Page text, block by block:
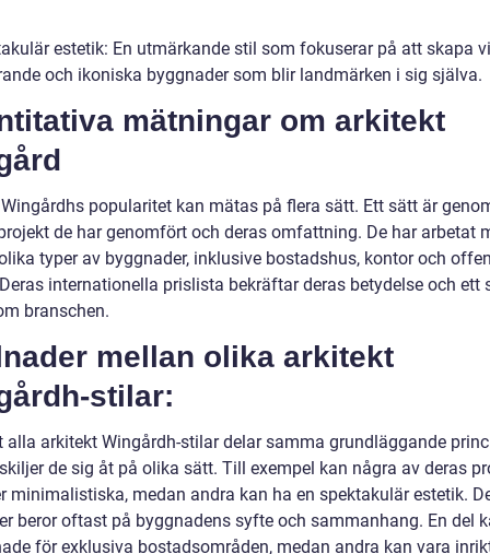
estetik: En utmärkande stil som fokuserar på att skapa
och ikoniska byggnader som blir landmärken i sig själva.
mätningar om arkitekt
popularitet kan mätas på flera sätt. Ett sätt är
de har genomfört och deras omfattning. De har arbetat
typer av byggnader, inklusive bostadshus, kontor och
internationella prislista bekräftar deras betydelse och ett
branschen.
mellan olika arkitekt
stilar:
alla arkitekt Wingårdh-stilar delar samma grundläggande
de sig åt på olika sätt. Till exempel kan några av deras
minimalistiska, medan andra kan ha en spektakulär estetik.
beror oftast på byggnadens syfte och sammanhang. En del
för exklusiva bostadsområden, medan andra kan vara